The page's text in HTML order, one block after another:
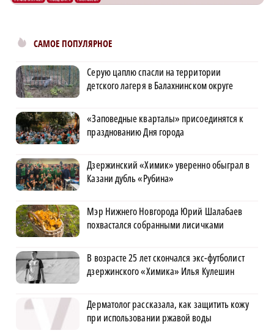
САМОЕ ПОПУЛЯРНОЕ
Серую цаплю спасли на территории
детского лагеря в Балахнинском округе
«Заповедные кварталы» присоединятся к
празднованию Дня города
Дзержинский «Химик» уверенно обыграл в
Казани дубль «Рубина»
Мэр Нижнего Новгорода Юрий Шалабаев
похвастался собранными лисичками
В возрасте 25 лет скончался экс-футболист
дзержинского «Химика» Илья Кулешин
Дерматолог рассказала, как защитить кожу
при использовании ржавой воды